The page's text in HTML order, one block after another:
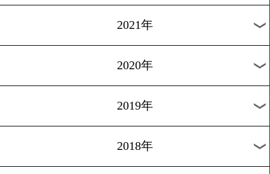
過去のニュース
2026年
2025年